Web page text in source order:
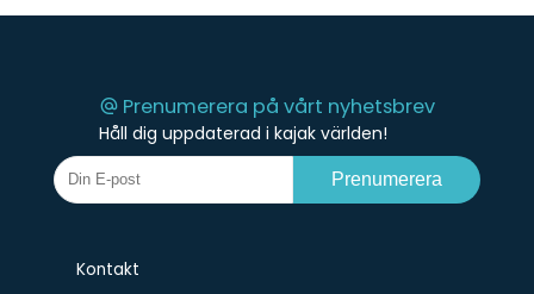
Prenumerera på vårt nyhetsbrev
Håll dig uppdaterad i kajak världen!
Prenumerera
Kontakt